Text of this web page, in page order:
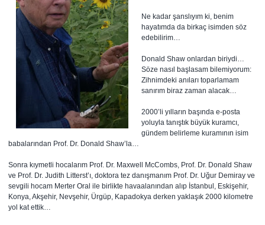
Ne kadar şanslıyım ki, benim
hayatımda da birkaç isimden söz
edebilirim…
Donald Shaw onlardan biriydi…
Söze nasıl başlasam bilemiyorum:
Zihnimdeki anıları toparlamam
sanırım biraz zaman alacak…
2000’li yılların başında e-posta
yoluyla tanıştık büyük kuramcı,
gündem belirleme kuramının isim
babalarından Prof. Dr. Donald Shaw’la…
Sonra kıymetli hocalarım Prof. Dr. Maxwell McCombs, Prof. Dr. Donald Shaw
ve Prof. Dr. Judith Litterst’ı, doktora tez danışmanım Prof. Dr. Uğur Demiray ve
sevgili hocam Merter Oral ile birlikte havaalanından alıp İstanbul, Eskişehir,
Konya, Akşehir, Nevşehir, Ürgüp, Kapadokya derken yaklaşık 2000 kilometre
yol kat ettik…